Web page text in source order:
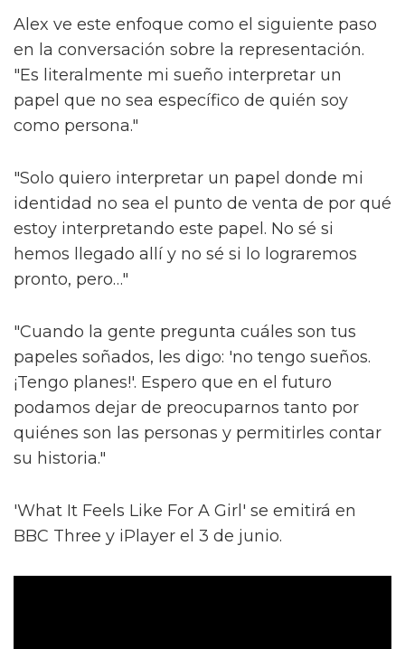
Alex ve este enfoque como el siguiente paso
en la conversación sobre la representación.
"Es literalmente mi sueño interpretar un
papel que no sea específico de quién soy
como persona."
"Solo quiero interpretar un papel donde mi
identidad no sea el punto de venta de por qué
estoy interpretando este papel. No sé si
hemos llegado allí y no sé si lo lograremos
pronto, pero…"
"Cuando la gente pregunta cuáles son tus
papeles soñados, les digo: 'no tengo sueños.
¡Tengo planes!'. Espero que en el futuro
podamos dejar de preocuparnos tanto por
quiénes son las personas y permitirles contar
su historia."
'What It Feels Like For A Girl' se emitirá en
BBC Three y iPlayer el 3 de junio.